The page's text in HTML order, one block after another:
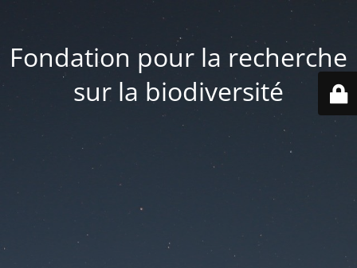
Fondation pour la recherche
sur la biodiversité